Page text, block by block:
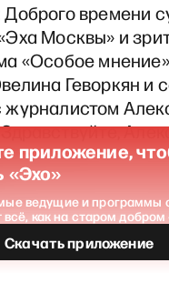
времени
Москвы» и
«Особое
Геворкян и
приложение,
«Эхо»
ведущие и программы
всё, как на старом добром
Скачать приложение